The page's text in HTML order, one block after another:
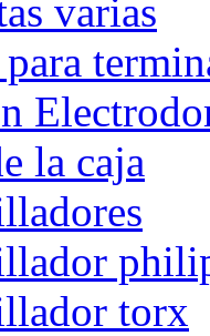
varias
la caja
torx